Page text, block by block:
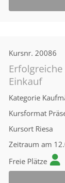
Kursnr. 20086
Einkauf
Kategorie
Kursformat
Kursort Riesa
Zeitraum am
Freie Plätze